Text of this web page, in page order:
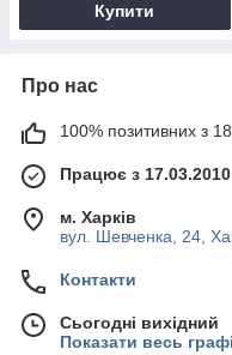
Купити
Про нас
100% позитивних з 18
Працює з 17.03.2010
м. Харків
вул. Шевченка, 24,
Контакти
Сьогодні вихідний
Показати весь